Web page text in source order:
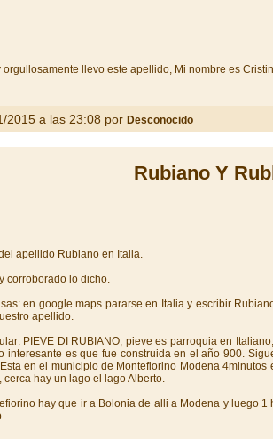
orgullosamente llevo este apellido, Mi nombre es
2015 a las 23:08 por Desconocido
Rubiano Y
apellido Rubiano en Italia.
corroborado lo dicho.
en google maps pararse en Italia y escribir
apellido.
PIEVE DI RUBIANO, pieve es parroquia en
interesante es que fue construida en el año 900.
en el municipio de Montefiorino Modena
cerca hay un lago el lago Alberto.
hay que ir a Bolonia de alli a Modena y luego